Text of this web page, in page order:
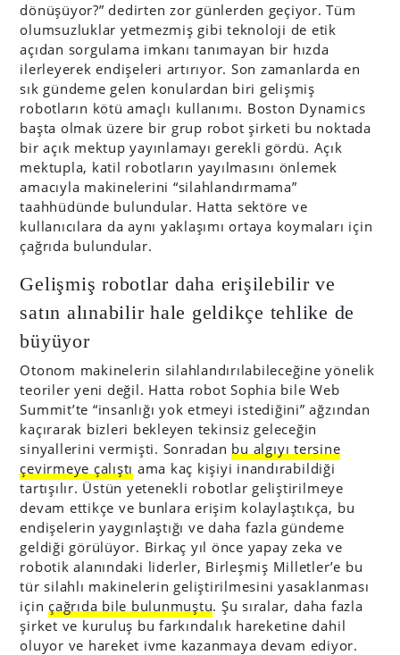
dönüşüyor?” dedirten zor günlerden geçiyor. Tüm
olumsuzluklar yetmezmiş gibi teknoloji de etik
açıdan sorgulama imkanı tanımayan bir hızda
ilerleyerek endişeleri artırıyor. Son zamanlarda en
sık gündeme gelen konulardan biri gelişmiş
robotların kötü amaçlı kullanımı. Boston Dynamics
başta olmak üzere bir grup robot şirketi bu noktada
bir açık mektup yayınlamayı gerekli gördü. Açık
mektupla, katil robotların yayılmasını önlemek
amacıyla makinelerini “silahlandırmama”
taahhüdünde bulundular. Hatta sektöre ve
kullanıcılara da aynı yaklaşımı ortaya koymaları için
çağrıda bulundular.
Gelişmiş robotlar daha erişilebilir ve
satın alınabilir hale geldikçe tehlike de
büyüyor
Otonom makinelerin silahlandırılabileceğine yönelik
teoriler yeni değil. Hatta robot Sophia bile Web
Summit’te “insanlığı yok etmeyi istediğini” ağzından
kaçırarak bizleri bekleyen tekinsiz geleceğin
sinyallerini vermişti. Sonradan bu algıyı tersine
çevirmeye çalıştı ama kaç kişiyi inandırabildiği
tartışılır. Üstün yetenekli robotlar geliştirilmeye
devam ettikçe ve bunlara erişim kolaylaştıkça, bu
endişelerin yaygınlaştığı ve daha fazla gündeme
geldiği görülüyor. Birkaç yıl önce yapay zeka ve
robotik alanındaki liderler, Birleşmiş Milletler’e bu
tür silahlı makinelerin geliştirilmesini yasaklanması
için çağrıda bile bulunmuştu. Şu sıralar, daha fazla
şirket ve kuruluş bu farkındalık hareketine dahil
oluyor ve hareket ivme kazanmaya devam ediyor.